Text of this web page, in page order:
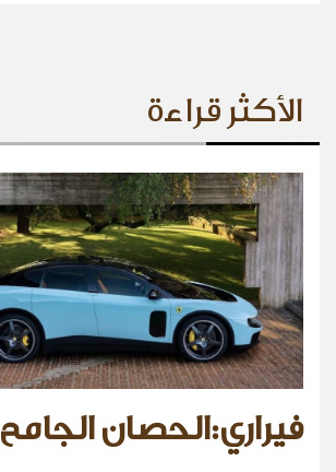
الأكثر قراءة
فيراري:الحصان الجامح